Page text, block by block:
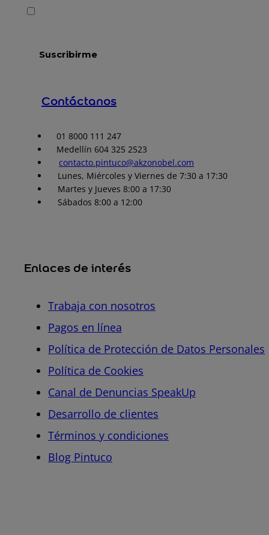
Contáctanos
01 8000 111 247
Medellín 604 325 2523
contacto.pintuco@akzonobel.com
Lunes, Miércoles y Viernes de 7:30 a 17:30
Martes y Jueves 8:00 a 17:30
Sábados 8:00 a 12:00
Enlaces de interés
Trabaja con nosotros
Pagos en línea
Política de Protección de Datos Personales
Política de Cookies
Canal de Denuncias SpeakUp
Desarrollo de clientes
Términos y condiciones
Blog Pintuco